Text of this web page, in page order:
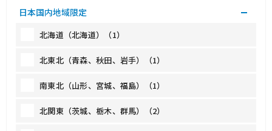
日本国内地域限定
北海道（北海道）（1）
北東北（青森、秋田、岩手）（1）
南東北（山形、宮城、福島）（1）
北関東（茨城、栃木、群馬）（2）